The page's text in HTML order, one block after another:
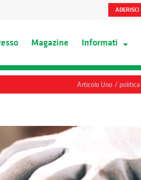
ADERISCI
Magazine Informati
Articolo Uno / politica